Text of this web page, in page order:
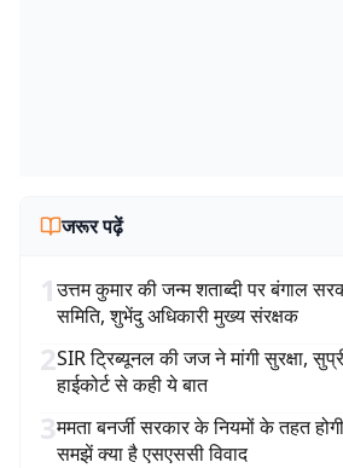
जरूर पढ़ें
1उत्तम कुमार की जन्म शताब्दी पर बंगाल
समिति, शुभेंदु अधिकारी मुख्य संरक्षक
2SIR ट्रिब्यूनल की जज ने मांगी सुरक्षा,
हाईकोर्ट से कही ये बात
3ममता बनर्जी सरकार के नियमों के तहत
समझें क्या है एसएससी विवाद